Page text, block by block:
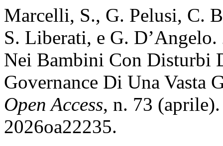
Marcelli, S., G. Pelusi, C.
S. Liberati, e G.
Nei Bambini Con Disturbi
Governance Di Una Vasta
Open Access, n. 73
2026oa22235.